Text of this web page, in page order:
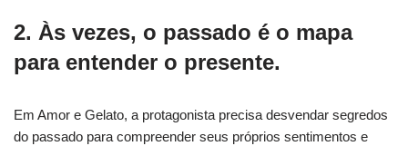
2. Às vezes, o passado é o mapa
para entender o presente.
Em Amor e Gelato, a protagonista precisa desvendar segredos
do passado para compreender seus próprios sentimentos e